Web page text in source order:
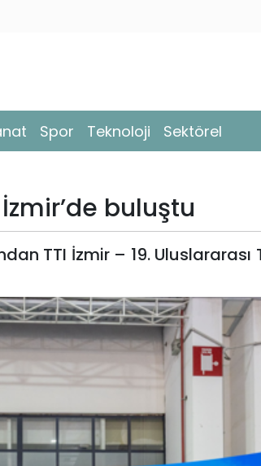
Spor Teknoloji Sektörel
buluştu
TTI İzmir – 19. Uluslararası